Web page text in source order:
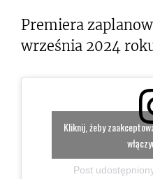
Premiera
września 2024
Post
Kliknij, żeby